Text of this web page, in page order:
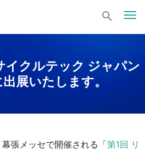
イクルテック ジャパン
展いたします。
張メッセで開催される「 第1回 リ